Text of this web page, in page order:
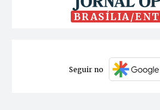
BRASÍLIA/
Seguir no